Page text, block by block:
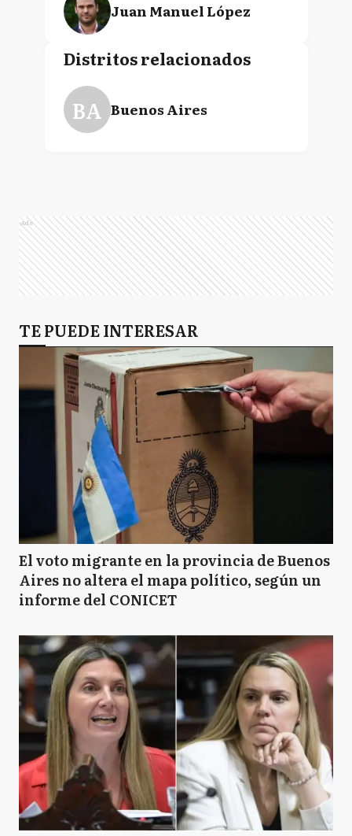
Juan Manuel López
Distritos relacionados
BA Buenos Aires
Ads
TE PUEDE INTERESAR
El voto migrante en la provincia de Buenos
Aires no altera el mapa político, según un
informe del CONICET